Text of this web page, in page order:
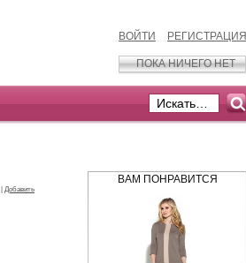
ВОЙТИ РЕГИСТРАЦИЯ
ПОКА НИЧЕГО НЕТ
ВАМ ПОНРАВИТСЯ
Добавить